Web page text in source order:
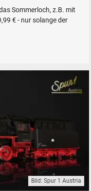
Sommerloch, z.B. mit
€ - nur solange der
Bild: Spur 1 Austria